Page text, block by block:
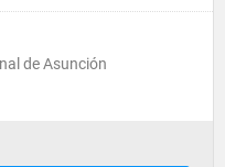
de Asunción